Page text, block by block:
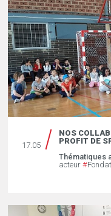
17.05
NOS
PROFIT DE
Thématiques
acteur #